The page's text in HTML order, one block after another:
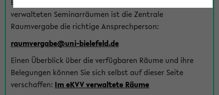
verwalteten Seminarräumen ist die Zentrale
Raumvergabe die richtige Ansprechperson:
raumvergabe@uni-bielefeld.de
Einen Überblick über die verfügbaren Räume und ihre
Belegungen können Sie sich selbst auf dieser Seite
verschaffen: Im eKVV verwaltete Räume